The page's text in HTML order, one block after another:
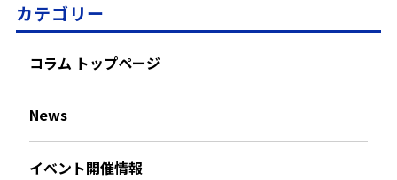
カテゴリー
コラム トップページ
News
イベント開催情報